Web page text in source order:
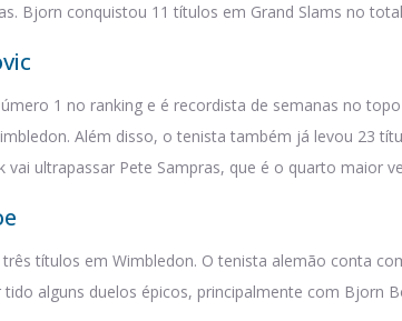
Bjorn conquistou 11 títulos em Grand Slams no
1 no ranking e é recordista de semanas no
Além disso, o tenista também já levou 23
vai ultrapassar Pete Sampras, que é o quarto maior
títulos em Wimbledon. O tenista alemão conta
alguns duelos épicos, principalmente com Bjorn